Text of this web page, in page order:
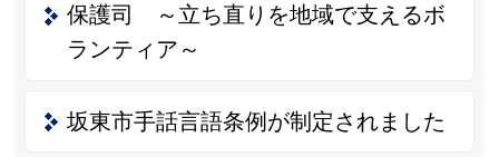
保護司 ～立ち直りを地域で支えるボ
ランティア～
坂東市手話言語条例が制定されました